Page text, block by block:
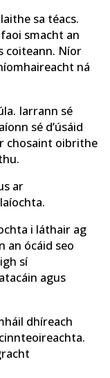
sa téacs.
smacht an
coiteann. Níor
ná
Iarrann sé
sé d’úsáid
chosaint oibrithe
ar
i láthair ag
an ócáid seo
sí
agus
dhíreach